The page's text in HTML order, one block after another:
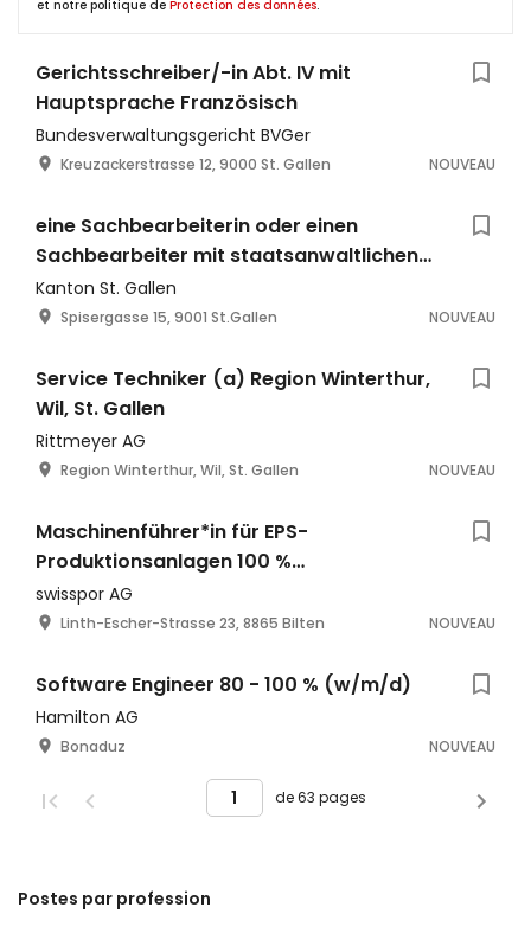
et notre politique de Protection des données.
Gerichtsschreiber/-in Abt. IV mit
Hauptsprache Französisch
Bundesverwaltungsgericht BVGer
Kreuzackerstrasse 12, 9000 St. Gallen NOUVEAU
eine Sachbearbeiterin oder einen
Sachbearbeiter mit staatsanwaltlichen
Befugnissen (w/m/d)
Kanton St. Gallen
Spisergasse 15, 9001 St.Gallen NOUVEAU
Service Techniker (a) Region Winterthur,
Wil, St. Gallen
Rittmeyer AG
Region Winterthur, Wil, St. Gallen NOUVEAU
Maschinenführer*in für EPS-
Produktionsanlagen 100 %
(Schichtbetrieb)
swisspor AG
Linth-Escher-Strasse 23, 8865 Bilten NOUVEAU
Software Engineer 80 - 100 % (w/m/d)
Hamilton AG
Bonaduz NOUVEAU
de 63 pages
Postes par profession